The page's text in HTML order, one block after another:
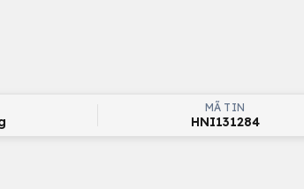
MÃ TIN
HNI131284